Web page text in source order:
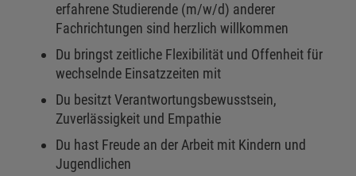
erfahrene Studierende (m/w/d) anderer
Fachrichtungen sind herzlich willkommen
Du bringst zeitliche Flexibilität und Offenheit für
wechselnde Einsatzzeiten mit
Du besitzt Verantwortungsbewusstsein,
Zuverlässigkeit und Empathie
Du hast Freude an der Arbeit mit Kindern und
Jugendlichen